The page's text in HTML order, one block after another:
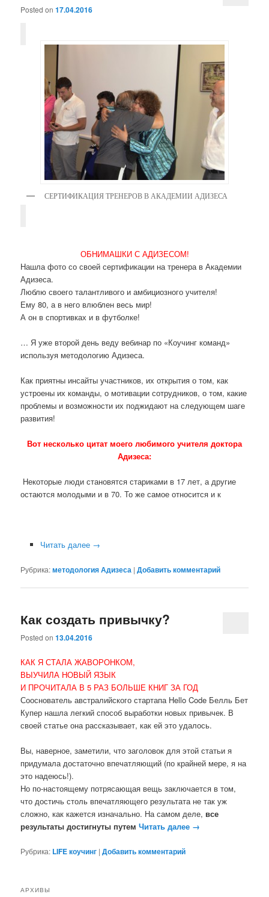
Posted on17.04.2016
СЕРТИФИКАЦИЯ ТРЕНЕРОВ В АКАДЕМИИ АДИЗЕСА
ОБНИМАШКИ С АДИЗЕСОМ!
Нашла фото со своей сертификации на тренера в Академии
Адизеса.
Люблю своего талантливого и амбициозного учителя!
Ему 80, а в него влюблен весь мир!
А он в спортивках и в футболке!
… Я уже второй день веду вебинар по «Коучинг команд»
используя методологию Адизеса.
Как приятны инсайты участников, их открытия о том, как
устроены их команды, о мотивации сотрудников, о том, какие
проблемы и возможности их поджидают на следующем шаге
развития!
Вот несколько цитат моего любимого учителя доктора
Адизеса:
Некоторые люди становятся стариками в 17 лет, а другие
остаются молодыми и в 70. То же самое относится и к
Читать далее →
Рубрика:методология Адизеса |Добавить комментарий
Как создать привычку?
Posted on13.04.2016
КАК Я СТАЛА ЖАВОРОНКОМ,
ВЫУЧИЛА НОВЫЙ ЯЗЫК
И ПРОЧИТАЛА В 5 РАЗ БОЛЬШЕ КНИГ ЗА ГОД
Сооснователь австралийского стартапа Hello Code Белль Бет
Купер нашла легкий способ выработки новых привычек. В
своей статье она рассказывает, как ей это удалось.
Вы, наверное, заметили, что заголовок для этой статьи я
придумала достаточно впечатляющий (по крайней мере, я на
это надеюсь!).
Но по-настоящему потрясающая вещь заключается в том,
что достичь столь впечатляющего результата не так уж
сложно, как кажется изначально. На самом деле, все
результаты достигнуты путемЧитать далее →
Рубрика: LIFE коучинг |Добавить комментарий
АРХИВЫ